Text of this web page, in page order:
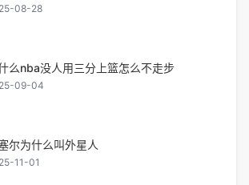
08-28
么nba没人用三分上篮怎么不走步
09-04
尔为什么叫外星人
11-01